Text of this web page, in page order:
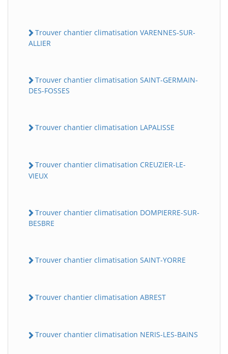
Trouver chantier climatisation VARENNES-SUR-
ALLIER
Trouver chantier climatisation SAINT-GERMAIN-
DES-FOSSES
Trouver chantier climatisation LAPALISSE
Trouver chantier climatisation CREUZIER-LE-
VIEUX
Trouver chantier climatisation DOMPIERRE-SUR-
BESBRE
Trouver chantier climatisation SAINT-YORRE
Trouver chantier climatisation ABREST
Trouver chantier climatisation NERIS-LES-BAINS